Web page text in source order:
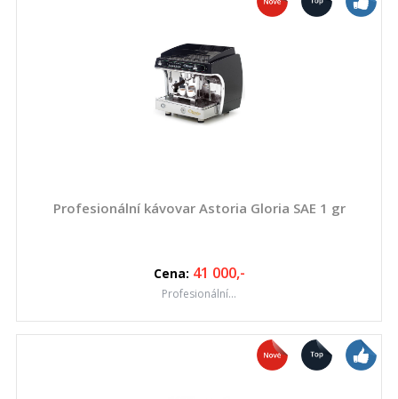
Profesionální kávovar Astoria Gloria SAE 1 gr
Cena: 41 000,-
Profesionální...